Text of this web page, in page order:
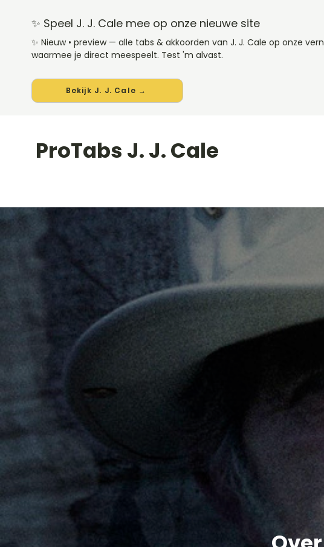
✨ Speel J. J. Cale mee op onze nieuwe site
✨ Nieuw • preview — alle tabs & akkoorden van J. J. Cale op onze
waarmee je direct meespeelt. Test 'm alvast.
Bekijk J. J. Cale →
ProTabs J. J. Cale